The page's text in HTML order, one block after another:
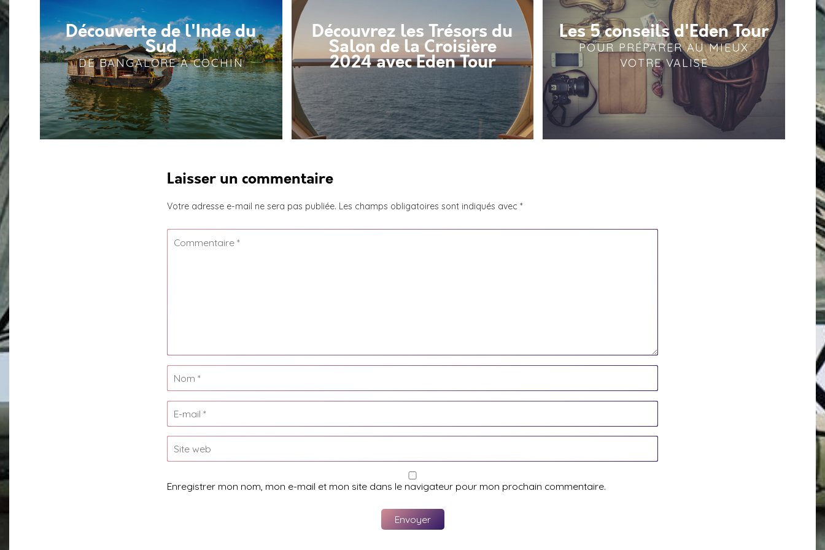
Découverte de l'Inde du
Sud
DE BANGALORE À COCHIN
Découvrez les Trésors du
Salon de la Croisière
2024 avec Eden Tour
Les 5 conseils d'Eden Tour
POUR PRÉPARER AU MIEUX
VOTRE VALISE
Laisser un commentaire
Votre adresse e-mail ne sera pas publiée. Les champs obligatoires sont indiqués avec *
Enregistrer mon nom, mon e-mail et mon site dans le navigateur pour mon prochain commentaire.